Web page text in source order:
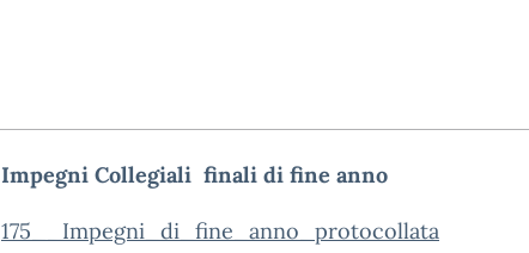
Impegni Collegiali finali di fine anno
175__Impegni_di_fine_anno_protocollata